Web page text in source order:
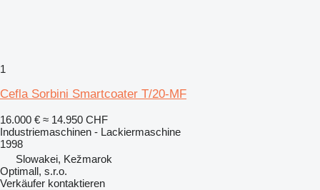
1
Cefla Sorbini Smartcoater T/20-MF
16.000 € ≈ 14.950 CHF
Industriemaschinen - Lackiermaschine
1998
Slowakei, Kežmarok
Optimall, s.r.o.
Verkäufer kontaktieren